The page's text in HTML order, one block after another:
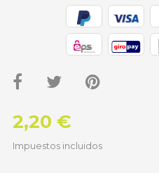
2,20 €
Impuestos incluidos